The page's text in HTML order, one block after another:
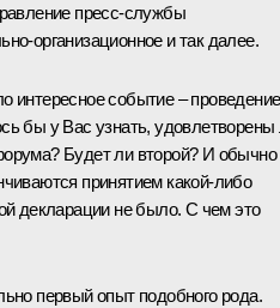
пресс-службы
организационное и так далее.
интересное событие – проведение
бы у Вас узнать, удовлетворены
Будет ли второй? И обычно
принятием какой‑либо
декларации не было. С чем это
первый опыт подобного рода.